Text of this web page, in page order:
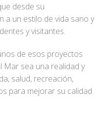
desde su
a un estilo de vida sano y
y visitantes.
de esos proyectos
Mar sea una realidad y
salud, recreación,
para mejorar su calidad